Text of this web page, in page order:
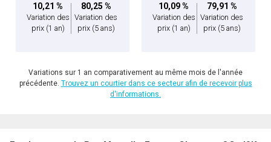
10,21 %
Variation des
prix (1 an)
80,25 %
Variation des
prix (5 ans)
10,09 %
Variation des
prix (1 an)
79,91 %
Variation des
prix (5 ans)
Variations sur 1 an comparativement au même mois de l'année
précédente. Trouvez un courtier dans ce secteur afin de recevoir plus
d'informations.